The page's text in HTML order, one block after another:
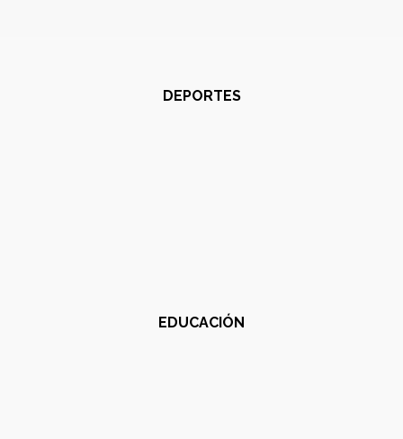
DEPORTES
EDUCACIÓN